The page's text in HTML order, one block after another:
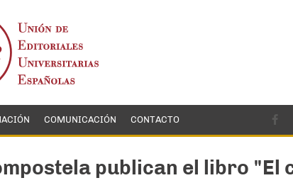
COMUNICACIÓN CONTACTO
publican el libro